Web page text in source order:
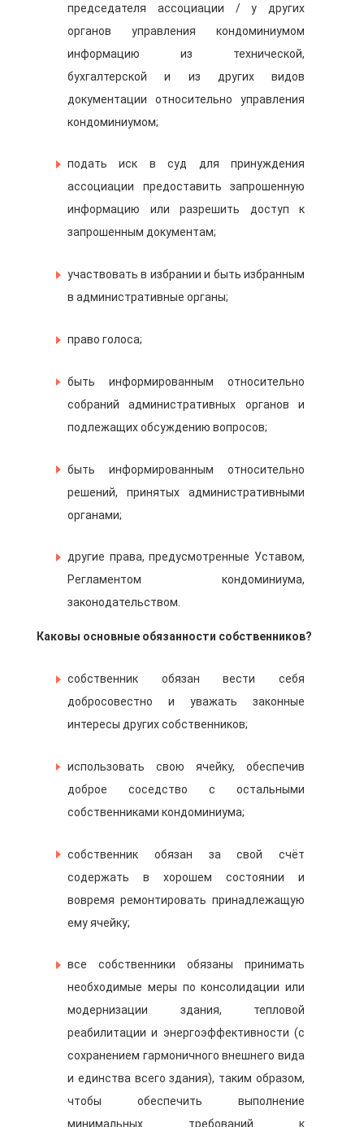
председателя ассоциации / у других
органов управления кондоминиумом
информацию из технической,
бухгалтерской и из других видов
документации относительно управления
кондоминиумом;
подать иск в суд для принуждения
ассоциации предоставить запрошенную
информацию или разрешить доступ к
запрошенным документам;
участвовать в избрании и быть избранным
в административные органы;
право голоса;
быть информированным относительно
собраний административных органов и
подлежащих обсуждению вопросов;
быть информированным относительно
решений, принятых административными
органами;
другие права, предусмотренные Уставом,
Регламентом кондоминиума,
законодательством.
Каковы основные обязанности собственников?
собственник обязан вести себя
добросовестно и уважать законные
интересы других собственников;
использовать свою ячейку, обеспечив
доброе соседство с остальными
собственниками кондоминиума;
собственник обязан за свой счёт
содержать в хорошем состоянии и
вовремя ремонтировать принадлежащую
ему ячейку;
все собственники обязаны принимать
необходимые меры по консолидации или
модернизации здания, тепловой
реабилитации и энергоэффективности (с
сохранением гармоничного внешнего вида
и единства всего здания), таким образом,
чтобы обеспечить выполнение
минимальных требований к